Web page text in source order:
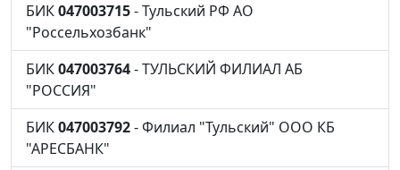
БИК047003715- Тульский РФ АО
"Россельхозбанк"
БИК047003764- ТУЛЬСКИЙ ФИЛИАЛ АБ
"РОССИЯ"
БИК047003792- Филиал "Тульский" ООО КБ
"АРЕСБАНК"